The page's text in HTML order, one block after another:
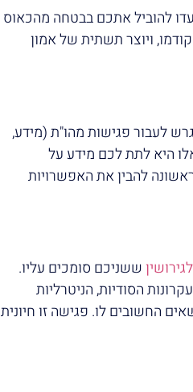
להוביל אתכם בבטחה מהכאוס
ויוצר תשתית של אמון
לעבור פגישות מהו"ת (מידע,
היא לתת לכם מידע על
להבין את האפשרויות
ששניכם סומכים עליו.
הסודיות, הניטרליות
החשובים לו. פגישה זו חיונית